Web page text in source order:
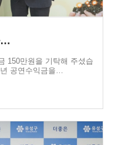
…
150만원을 기탁해 주셨습
공연수익금을…